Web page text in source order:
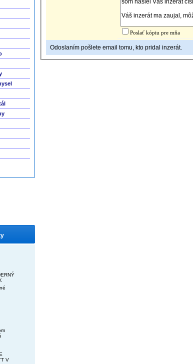
V
Poslať kópiu pre mňa
Odoslaním pošlete email tomu, kto pridal inzerát.